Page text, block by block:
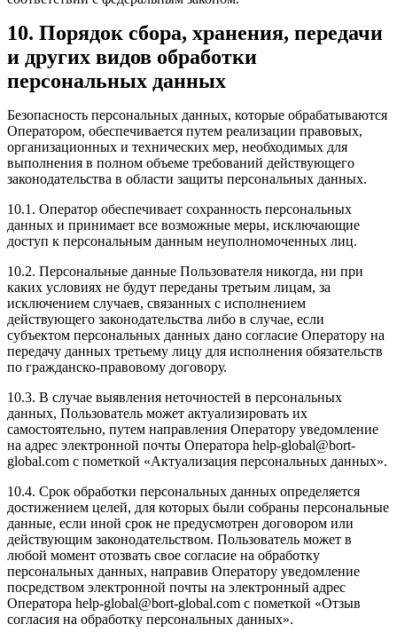
10. Порядок сбора, хранения, передачи
и других видов обработки
персональных данных
Безопасность персональных данных, которые обрабатываются
Оператором, обеспечивается путем реализации правовых,
организационных и технических мер, необходимых для
выполнения в полном объеме требований действующего
законодательства в области защиты персональных данных.
10.1. Оператор обеспечивает сохранность персональных
данных и принимает все возможные меры, исключающие
доступ к персональным данным неуполномоченных лиц.
10.2. Персональные данные Пользователя никогда, ни при
каких условиях не будут переданы третьим лицам, за
исключением случаев, связанных с исполнением
действующего законодательства либо в случае, если
субъектом персональных данных дано согласие Оператору на
передачу данных третьему лицу для исполнения обязательств
по гражданско-правовому договору.
10.3. В случае выявления неточностей в персональных
данных, Пользователь может актуализировать их
самостоятельно, путем направления Оператору уведомление
на адрес электронной почты Оператора help-global@bort-
global.com с пометкой «Актуализация персональных данных».
10.4. Срок обработки персональных данных определяется
достижением целей, для которых были собраны персональные
данные, если иной срок не предусмотрен договором или
действующим законодательством. Пользователь может в
любой момент отозвать свое согласие на обработку
персональных данных, направив Оператору уведомление
посредством электронной почты на электронный адрес
Оператора help-global@bort-global.com с пометкой «Отзыв
согласия на обработку персональных данных».